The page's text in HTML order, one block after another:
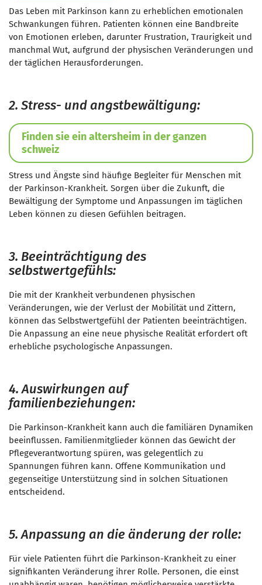
Das Leben mit Parkinson kann zu erheblichen emotionalen
Schwankungen führen. Patienten können eine Bandbreite
von Emotionen erleben, darunter Frustration, Traurigkeit und
manchmal Wut, aufgrund der physischen Veränderungen und
der täglichen Herausforderungen.
2. Stress- und angstbewältigung:
Finden sie ein altersheim in der ganzen
schweiz
Stress und Ängste sind häufige Begleiter für Menschen mit
der Parkinson-Krankheit. Sorgen über die Zukunft, die
Bewältigung der Symptome und Anpassungen im täglichen
Leben können zu diesen Gefühlen beitragen.
3. Beeinträchtigung des
selbstwertgefühls:
Die mit der Krankheit verbundenen physischen
Veränderungen, wie der Verlust der Mobilität und Zittern,
können das Selbstwertgefühl der Patienten beeinträchtigen.
Die Anpassung an eine neue physische Realität erfordert oft
erhebliche psychologische Anpassungen.
4. Auswirkungen auf
familienbeziehungen:
Die Parkinson-Krankheit kann auch die familiären Dynamiken
beeinflussen. Familienmitglieder können das Gewicht der
Pflegeverantwortung spüren, was gelegentlich zu
Spannungen führen kann. Offene Kommunikation und
gegenseitige Unterstützung sind in solchen Situationen
entscheidend.
5. Anpassung an die änderung der rolle:
Für viele Patienten führt die Parkinson-Krankheit zu einer
signifikanten Veränderung ihrer Rolle. Personen, die einst